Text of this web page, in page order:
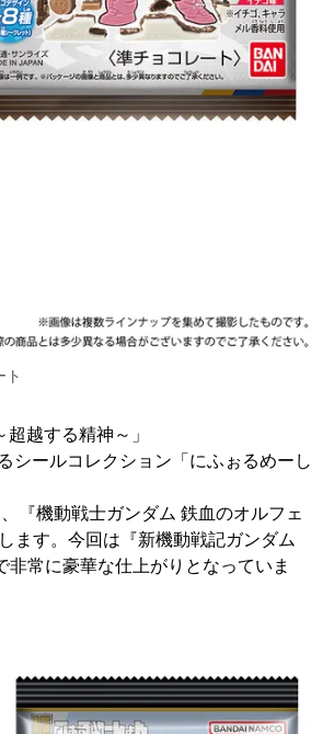
ト
越する精神～」
シールコレクション「にふぉるめーし
『機動戦士ガンダム 鉄血のオルフェ
ます。今回は『新機動戦記ガンダム
常に豪華な仕上がりとなっていま